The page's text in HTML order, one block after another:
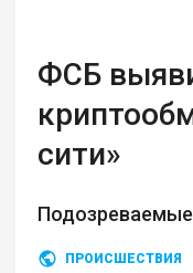
ФСБ
сити»
ПРОИСШЕСТВИЯ